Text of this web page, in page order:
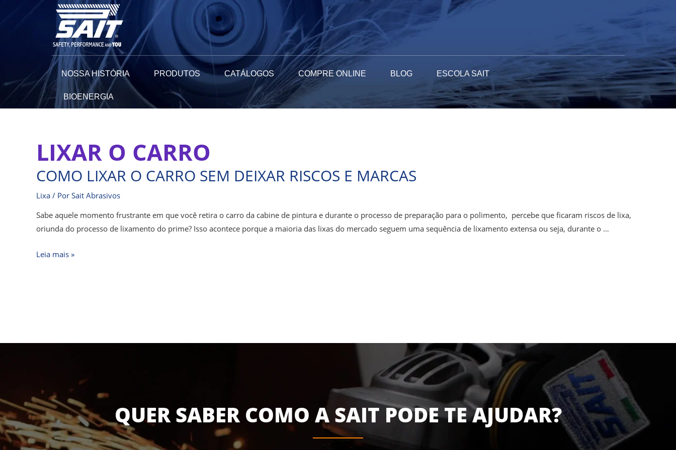
NOSSA HISTÓRIA PRODUTOS CATÁLOGOS COMPRE ONLINE BLOG ESCOLA SAIT
BIOENERGIA
LIXAR O CARRO
COMO LIXAR O CARRO SEM DEIXAR RISCOS E MARCAS
Lixa / Por Sait Abrasivos
Sabe aquele momento frustrante em que você retira o carro da cabine de pintura e durante o processo de preparação para o polimento, percebe que ficaram riscos de lixa,
oriunda do processo de lixamento do prime? Isso acontece porque a maioria das lixas do mercado seguem uma sequência de lixamento extensa ou seja, durante o …
Como
lixar
o
sem
deixar
riscos
marcas
Leia mais »
QUER SABER COMO A SAIT PODE TE AJUDAR?